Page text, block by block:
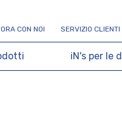
ORA CON NOI SERVIZIO CLIENTI
dotti iN's per le d